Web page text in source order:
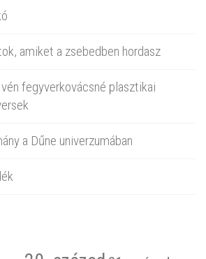
amiket a zsebedben hordasz
fegyverkovácsné plasztikai
a Dűne univerzumában